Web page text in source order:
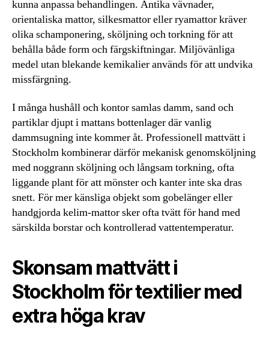
kunna anpassa behandlingen. Antika vävnader,
orientaliska mattor, silkesmattor eller ryamattor kräver
olika schamponering, sköljning och torkning för att
behålla både form och färgskiftningar. Miljövänliga
medel utan blekande kemikalier används för att undvika
missfärgning.
I många hushåll och kontor samlas damm, sand och
partiklar djupt i mattans bottenlager där vanlig
dammsugning inte kommer åt. Professionell mattvätt i
Stockholm kombinerar därför mekanisk genomsköljning
med noggrann sköljning och långsam torkning, ofta
liggande plant för att mönster och kanter inte ska dras
snett. För mer känsliga objekt som gobelänger eller
handgjorda kelim-mattor sker ofta tvätt för hand med
särskilda borstar och kontrollerad vattentemperatur.
Skonsam mattvätt i
Stockholm för textilier med
extra höga krav